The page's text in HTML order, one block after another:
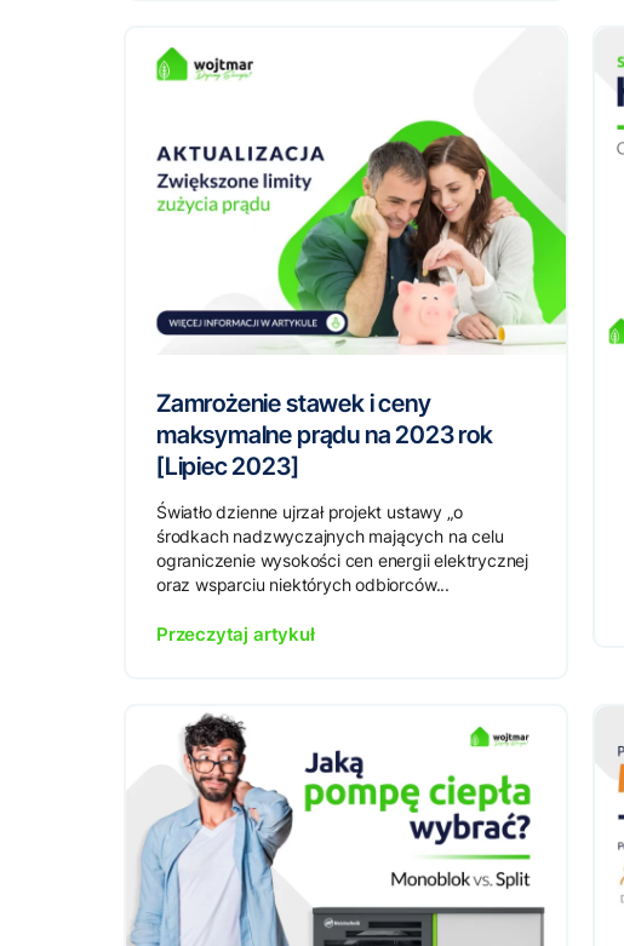
Zamrożenie stawek i ceny
maksymalne prądu na 2023 rok
[Lipiec 2023]
Światło dzienne ujrzał projekt ustawy „o
środkach nadzwyczajnych mających na celu
ograniczenie wysokości cen energii elektrycznej
oraz wsparciu niektórych odbiorców...
Przeczytaj artykuł